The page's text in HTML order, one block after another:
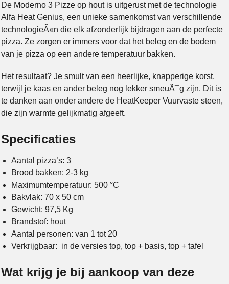
De Moderno 3 Pizze op hout is uitgerust met de technologie
Alfa Heat Genius, een unieke samenkomst van verschillende
technologieÃ«n die elk afzonderlijk bijdragen aan de perfecte
pizza. Ze zorgen er immers voor dat het beleg en de bodem
van je pizza op een andere temperatuur bakken.
Het resultaat? Je smult van een heerlijke, knapperige korst,
terwijl je kaas en ander beleg nog lekker smeuÃ¯g zijn. Dit is
te danken aan onder andere de HeatKeeper Vuurvaste steen,
die zijn warmte gelijkmatig afgeeft.
Specificaties
Aantal pizza’s: 3
Brood bakken: 2-3 kg
Maximumtemperatuur: 500 °C
Bakvlak: 70 x 50 cm
Gewicht: 97,5 Kg
Brandstof: hout
Aantal personen: van 1 tot 20
Verkrijgbaar: in de versies top, top + basis, top + tafel
Wat krijg je bij aankoop van deze